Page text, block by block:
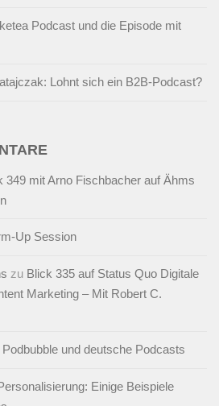
Podcast und die Episode mit
Lohnt sich ein B2B-Podcast?
349 mit Arno Fischbacher auf Ähms
Up Session
zu Blick 335 auf Status Quo Digitale
Marketing – Mit Robert C.
und deutsche Podcasts
Einige Beispiele